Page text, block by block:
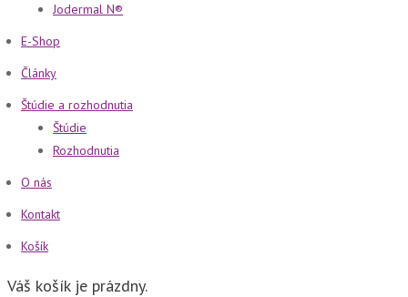
Jodermal N®
E-Shop
Články
Štúdie a rozhodnutia
Štúdie
Rozhodnutia
O nás
Kontakt
Košík
Váš košík je prázdny.